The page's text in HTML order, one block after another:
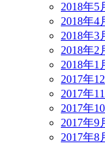
2018年5
2018年4
2018年3
2018年2
2018年1
2017年
2017年
2017年
2017年9
2017年8